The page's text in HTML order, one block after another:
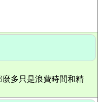
多只是浪費時間和精